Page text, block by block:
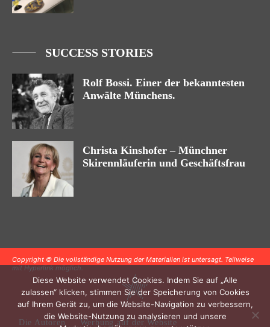
SUCCESS STORIES
Rolf Bossi. Einer der bekanntesten
Anwälte Münchens.
Christa Kinshofer – Münchner
Skirennläuferin und Geschäftsfrau
Copyright © Die vollständige Nutzung der Materialien ist untersagt. Teilweise
mit Hyperlink möglich.
Die Autoren Werbung auf der Website
Diese Website verwendet Cookies. Indem Sie auf „Alle
zulassen“ klicken, stimmen Sie der Speicherung von Cookies
auf Ihrem Gerät zu, um die Website-Navigation zu verbessern,
die Website-Nutzung zu analysieren und unsere